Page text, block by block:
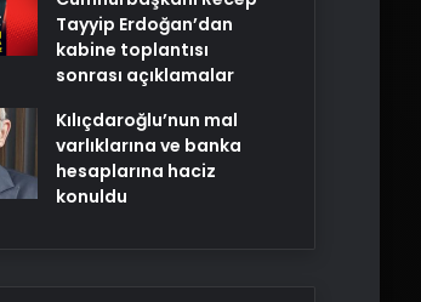
Tayyip Erdoğan’dan
kabine toplantısı
sonrası açıklamalar
Kılıçdaroğlu’nun mal
varlıklarına ve banka
hesaplarına haciz
konuldu